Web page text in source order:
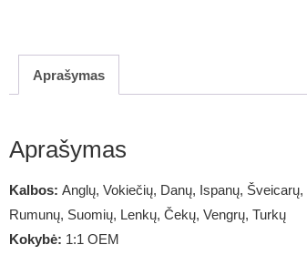
Aprašymas
Aprašymas
Kalbos: Anglų, Vokiečių, Danų, Ispanų,
Rumunų, Suomių, Lenkų, Čekų, Vengrų, Turkų
Kokybė: 1:1 OEM